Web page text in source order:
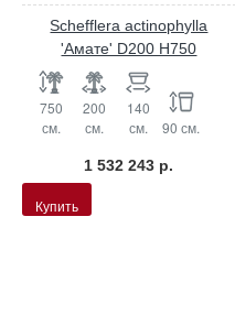
Schefflera actinophylla
'Амате' D200 H750
750
см.
200
см.
140
см.
90 см.
1 532 243 р.
Купить